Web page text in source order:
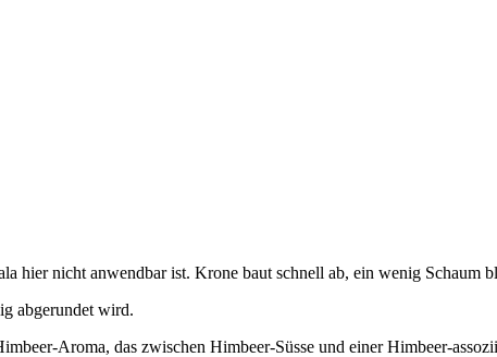
hier nicht anwendbar ist. Krone baut schnell ab, ein wenig Schaum
abgerundet wird.
Aroma, das zwischen Himbeer-Süsse und einer Himbeer-